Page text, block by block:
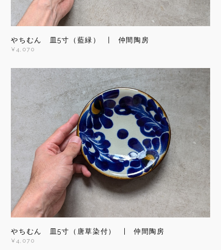
やちむん 皿5寸（藍緑） | 仲間陶房
¥4,070
やちむん 皿5寸（唐草染付） | 仲間陶房
¥4,070